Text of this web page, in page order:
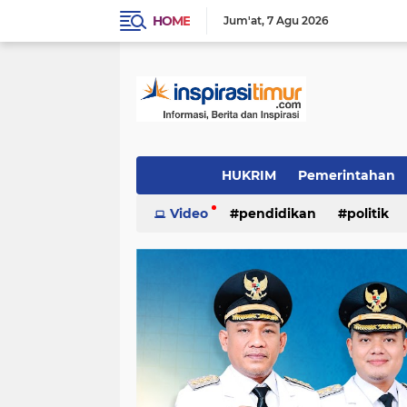
HOME Jum'at 7 Agu 2026
Indeks
HUKRIM
(1501)
Pemerintahan
(1324)
PENDIDIKAN POLITIK
(337) (244)
Daerah
(96)
OTOMOTIF
(89)
LIFE STYLE
Video pendidikan politik
video/foto